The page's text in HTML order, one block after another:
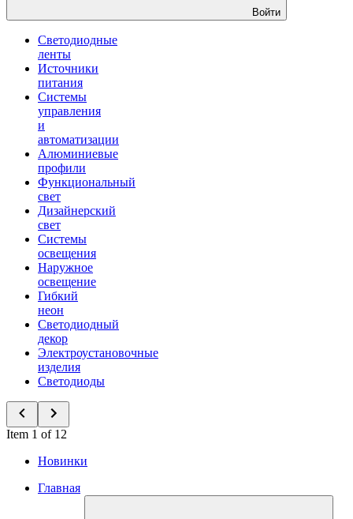
Войти
Светодиодные
ленты
Источники
питания
Системы
управления
и
автоматизации
Алюминиевые
профили
Функциональный
свет
Дизайнерский
свет
Системы
освещения
Наружное
освещение
Гибкий
неон
Светодиодный
декор
Электроустановочные
изделия
Светодиоды
Item 1 of 12
Новинки
Главная